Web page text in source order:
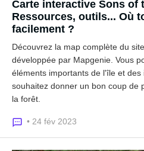
Carte interactive Sons of
Ressources, outils... Où
facilement ?
Découvrez la map complète du
développée par Mapgenie. Vous
éléments importants de l'île et
souhaitez donner un bon coup de
la forêt.
• 24 fév 2023